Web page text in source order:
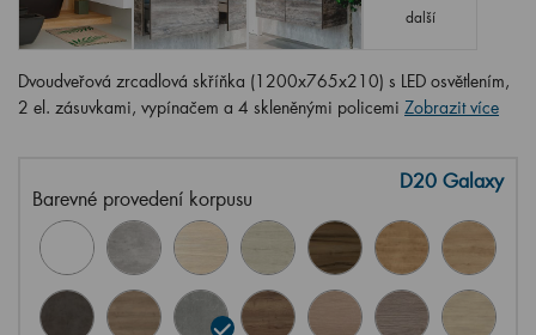
další
Dvoudveřová zrcadlová skříňka (1200x765x210) s LED osvětlením,
2 el. zásuvkami, vypínačem a 4 skleněnými policemi Zobrazit více
Barevné provedení korpusu
D20 Galaxy